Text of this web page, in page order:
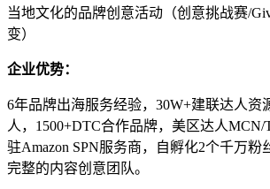
当地文化的品牌创意活动（创意挑战赛/
变）
企业优势：
6年品牌出海服务经验，30W+建联达人资
人，1500+DTC合作品牌，美区达人MCN/
驻Amazon SPN服务商，自孵化2个千万粉
完整的内容创意团队。